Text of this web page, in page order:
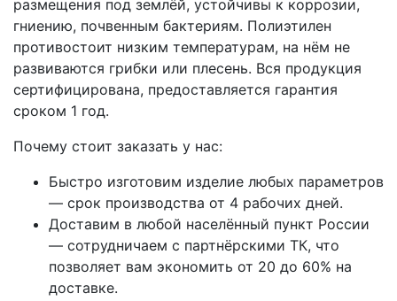
размещения под землёй, устойчивы к коррозии,
гниению, почвенным бактериям. Полиэтилен
противостоит низким температурам, на нём не
развиваются грибки или плесень. Вся продукция
сертифицирована, предоставляется гарантия
сроком 1 год.
Почему стоит заказать у нас:
Быстро изготовим изделие любых параметров
— срок производства от 4 рабочих дней.
Доставим в любой населённый пункт России
— сотрудничаем с партнёрскими ТК, что
позволяет вам экономить от 20 до 60% на
доставке.